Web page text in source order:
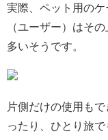
実際、ペット用の
（ユーザー）はそ
多いそうです。
片側だけの使用も
ったり、ひとり旅で